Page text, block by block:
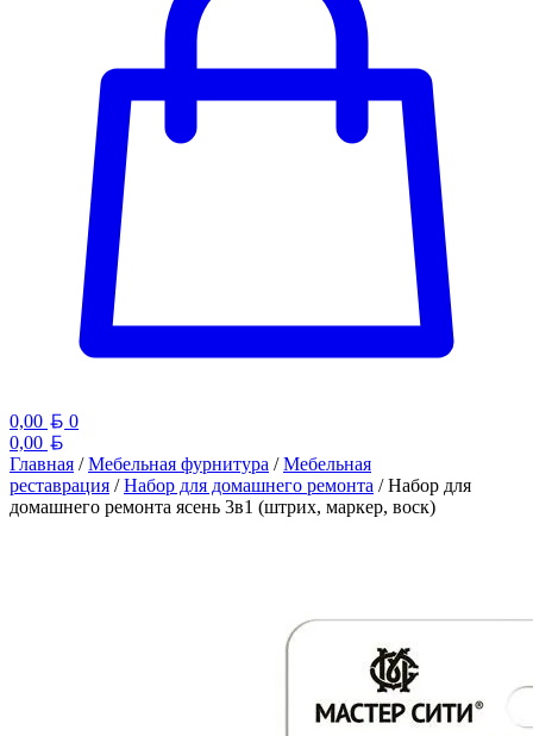
0,00 Белорусский рубль
0
0,00
Главная /Мебельная фурнитура /Мебельная
реставрация /Набор для домашнего ремонта / Набор для
домашнего ремонта ясень 3в1 (штрих, маркер, воск)